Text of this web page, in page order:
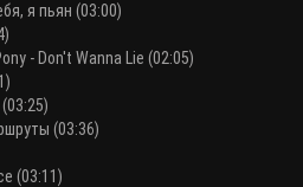
я пьян (03:00)
- Don't Wanna Lie (02:05)
(03:36)
(03:11)